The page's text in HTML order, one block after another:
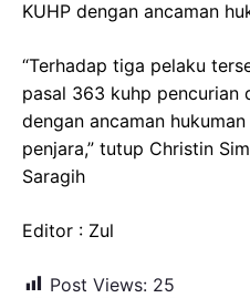
KUHP dengan ancaman
“Terhadap tiga pelaku
pasal 363 kuhp pencurian
dengan ancaman
penjara,” tutup Christin
Saragih
Editor : Zul
Post Views: 25